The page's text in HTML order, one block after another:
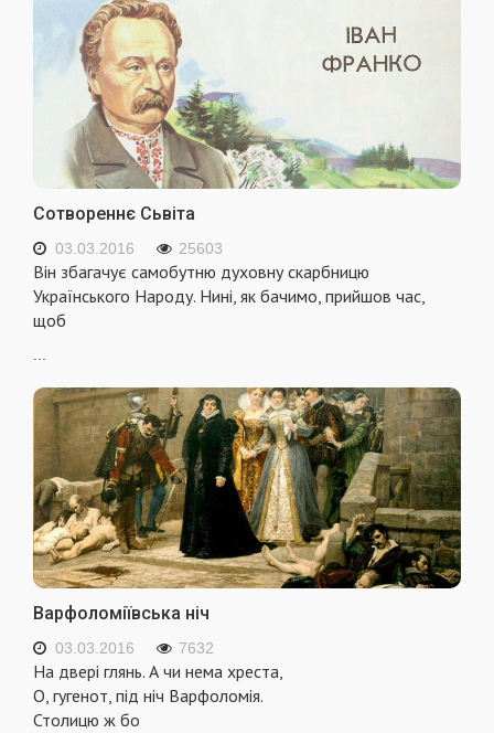
Сотвореннє Сьвіта
03.03.2016 25603
Він збагачує самобутню духовну скарбницю
Українського Народу. Нині, як бачимо, прийшов час,
щоб
Варфоломіївська ніч
03.03.2016 7632
На двері глянь. А чи нема хреста,
О, гугенот, під ніч Варфоломія.
Столицю ж бо